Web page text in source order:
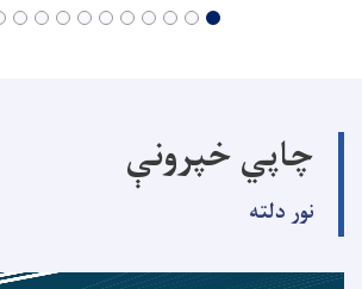
چاپي خپرونې
نور دلته